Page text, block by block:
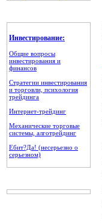
Инвестирование:
Общие вопросы
инвестирования и
финансов
Стратегии инвестирования
и торговли, психология
трейдинга
Интернет-трейдинг
Механические торговые
системы, алготрейдинг
Ебит?Да! (несерьезно о
серьезном)